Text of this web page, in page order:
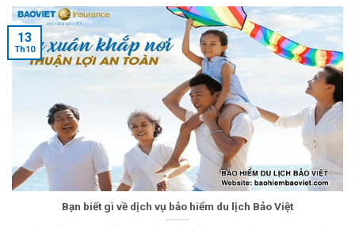
Bạn biết gì về dịch vụ bảo hiểm du lịch Bảo Việt
13
Th10